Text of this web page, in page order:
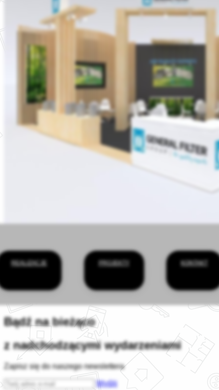
REALIZACJE PROJEKTY KONTAKT
Bądź na bieżąco
z nadchodzącymi wydarzeniami
Zapisz się do naszego newslettera
Wyślij